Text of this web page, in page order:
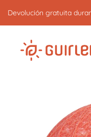
Devolución gratuita